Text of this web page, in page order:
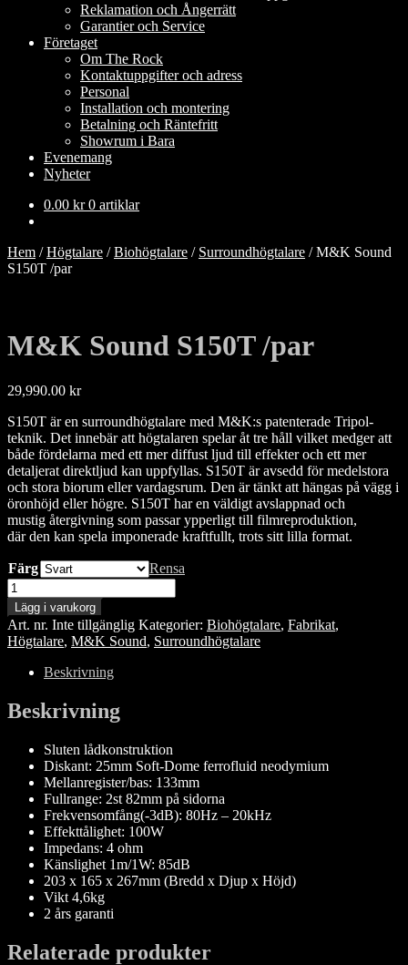
Reklamation och Ångerrätt
Garantier och Service
Företaget
Om The Rock
Kontaktuppgifter och adress
Personal
Installation och montering
Betalning och Räntefritt
Showrum i Bara
Evenemang
Nyheter
0.00 kr 0 artiklar
Hem /Högtalare /Biohögtalare / Surroundhögtalare /M&K Sound
S150T /par
M&K Sound S150T /par
29,990.00 kr
S150T är en surroundhögtalare med M&K:s patenterade Tripol-
teknik. Det innebär att högtalaren spelar åt tre håll vilket medger att
både fördelarna med ett mer diffust ljud till effekter och ett mer
detaljerat direktljud kan uppfyllas. S150T är avsedd för medelstora
och stora biorum eller vardagsrum. Den är tänkt att hängas på vägg i
öronhöjd eller högre. S150T har en väldigt avslappnad och
mustig återgivning som passar ypperligt till filmreproduktion,
där den kan spela imponerade kraftfullt, trots sitt lilla format.
Färg
Rensa
M&K
Sound
S150T
/par
mängd
Lägg i varukorg
Art. nr. Inte tillgänglig Kategorier: Biohögtalare, Fabrikat,
Högtalare, M&K Sound, Surroundhögtalare
Beskrivning
Beskrivning
Sluten lådkonstruktion
Diskant: 25mm Soft-Dome ferrofluid neodymium
Mellanregister/bas: 133mm
Fullrange: 2st 82mm på sidorna
Frekvensomfång(-3dB): 80Hz – 20kHz
Effekttålighet: 100W
Impedans: 4 ohm
Känslighet 1m/1W: 85dB
203 x 165 x 267mm (Bredd x Djup x Höjd)
Vikt 4,6kg
2 års garanti
Relaterade produkter